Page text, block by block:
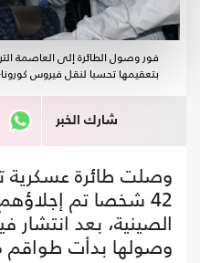
فور وصول الطائرة إلى العاصمة
بتعقيمها تحسبا لنقل فيروس
شارك الخبر
وصلت طائرة عسكرية
42 شخصا تم
الصينية، بعد انتشار
وصولها بدأت طواقم